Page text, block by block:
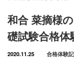
和合 菜摘様
礎試験合格体
2020.11.25 合格体験記